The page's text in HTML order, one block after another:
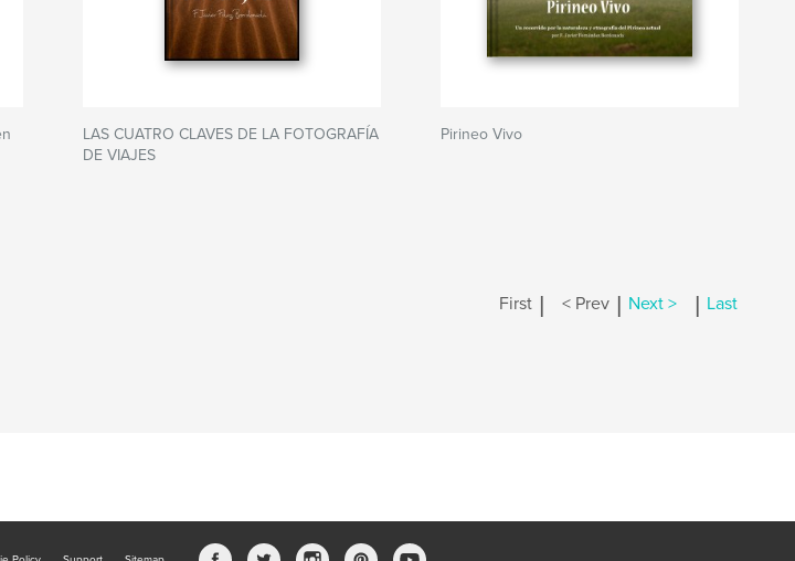
LAS CUATRO CLAVES DE LA FOTOGRAFÍA
DE VIAJES
Pirineo Vivo
First | < Prev | Next > | Last